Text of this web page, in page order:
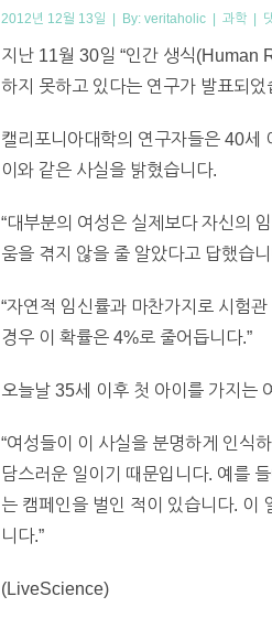
2012년 12월 13일 | By: veritaholic | 과학 |
지난 11월 30일 “인간 생식(Human
하지 못하고 있다는 연구가 발표되었
캘리포니아대학의 연구자들은 40세
이와 같은 사실을 밝혔습니다.
“대부분의 여성은 실제보다 자신의
움을 겪지 않을 줄 알았다고 답했습
“자연적 임신률과 마찬가지로 시험
경우 이 확률은 4%로 줄어듭니다.”
오늘날 35세 이후 첫 아이를 가지는
“여성들이 이 사실을 분명하게 인식
담스러운 일이기 때문입니다. 예를
는 캠페인을 벌인 적이 있습니다. 이
니다.”
(LiveScience)